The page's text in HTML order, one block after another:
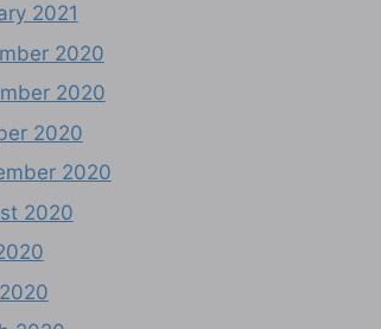
2021
2020
2020
2020
2020
2020